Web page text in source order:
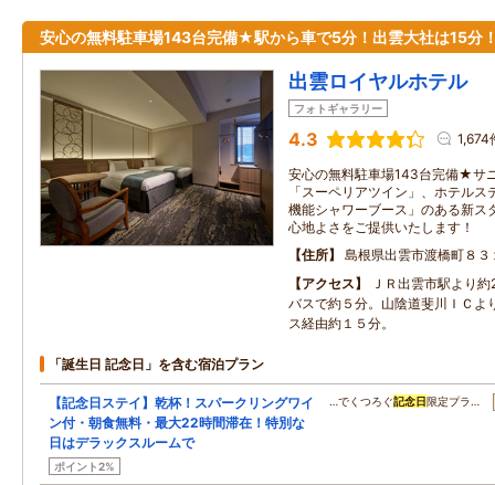
安心の無料駐車場143台完備★駅から車で5分！出雲大社は15分
出雲ロイヤルホテル
フォトギャラリー
4.3 1,674
安心の無料駐車場143台完備★サ
「スーペリアツイン」、ホテル
機能シャワーブース」のある新ス
心地よさをご提供いたします！
住所
島根県出雲市渡橋町８３
アクセス
ＪＲ出雲市駅より
バスで約５分。山陰道斐川ＩＣよ
ス経由約１５分。
「誕生日 記念日」を含む宿泊プラン
【記念日ステイ】乾杯！スパークリングワイ
ン付・朝食無料・最大22時間滞在！特別な
日はデラックスルームで
ポイント2%
…でくつろぐ記念日限定プラ…